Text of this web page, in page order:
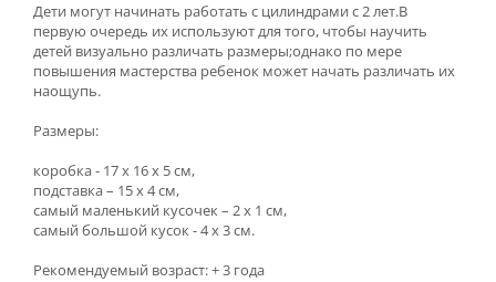
Дети могут начинать работать с цилиндрами с 2 лет.В
первую очередь их используют для того, чтобы научить
детей визуально различать размеры;однако по мере
повышения мастерства ребенок может начать различать их
наощупь.
Размеры:
коробка - 17 х 16 х 5 см,
подставка – 15 х 4 см,
самый маленький кусочек – 2 х 1 см,
самый большой кусок - 4 х 3 см.
Рекомендуемый возраст: + 3 года